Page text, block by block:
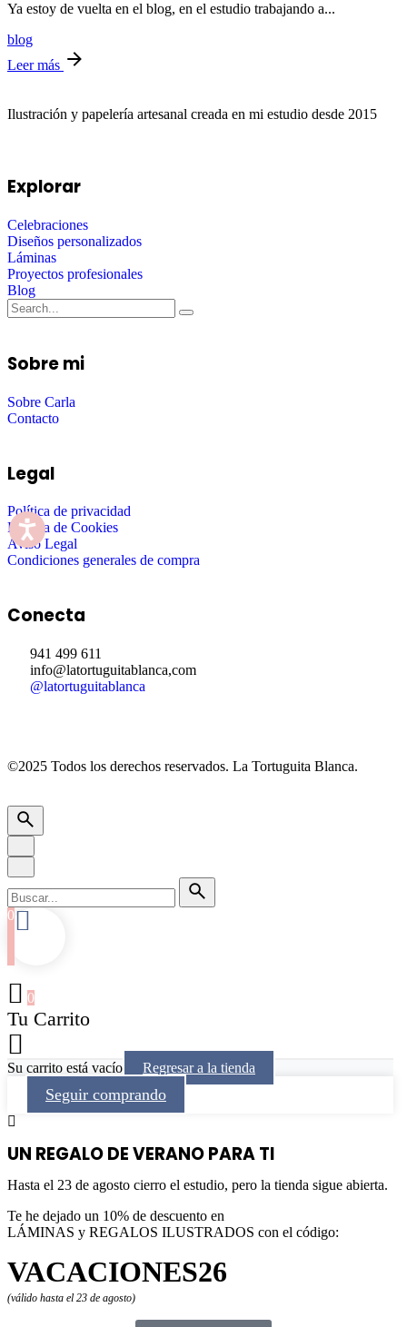
Ya estoy de vuelta en el blog, en el estudio trabajando a...
blog
Leer más
Ilustración y papelería artesanal creada en mi estudio desde 2015
Explorar
Celebraciones
Diseños personalizados
Láminas
Proyectos profesionales
Blog
Sobre mi
Sobre Carla
Contacto
Legal
Política de privacidad
Política de Cookies
Aviso Legal
Condiciones generales de compra
Conecta
941 499 611
info@latortuguitablanca,com
@latortuguitablanca
©2025 Todos los derechos reservados. La Tortuguita Blanca.
0
0
Tu Carrito
Su carrito está vacío Regresar a la tienda
Seguir comprando
UN REGALO DE VERANO PARA TI
Hasta el 23 de agosto cierro el estudio, pero la tienda sigue abierta.
Te he dejado un 10% de descuento en
LÁMINAS y REGALOS ILUSTRADOS con el código:
VACACIONES26
(válido hasta el 23 de agosto)